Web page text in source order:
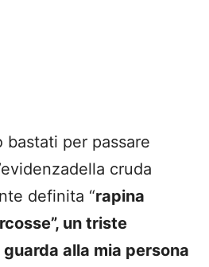
bastati per passare
cruda
definita “rapina
un triste
alla mia persona